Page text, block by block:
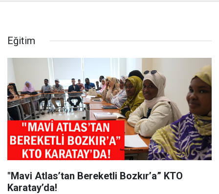
Eğitim
"Mavi Atlas’tan Bereketli Bozkır’a” KTO
Karatay’da!